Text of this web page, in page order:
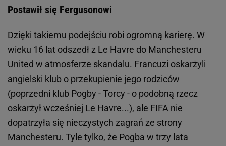
Postawił się Fergusonowi
Dzięki takiemu podejściu robi ogromną karierę. W
wieku 16 lat odszedł z Le Havre do Manchesteru
United w atmosferze skandalu. Francuzi oskarżyli
angielski klub o przekupienie jego rodziców
(poprzedni klub Pogby - Torcy - o podobną rzecz
oskarżył wcześniej Le Havre...), ale FIFA nie
dopatrzyła się nieczystych zagrań ze strony
Manchesteru. Tyle tylko, że Pogba w trzy lata